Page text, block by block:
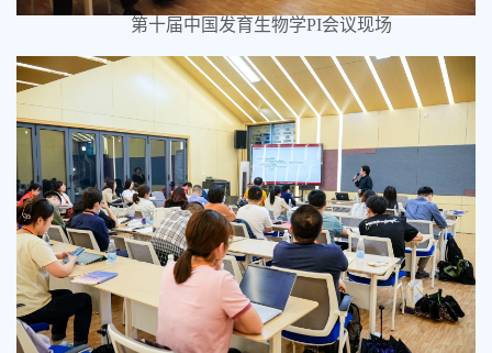
第十届中国发育生物学PI会议现场